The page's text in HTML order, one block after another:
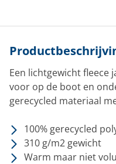
Een lichtgewicht fleece
voor op de boot en
gerecycled materiaal
100% gerecycled
310 g/m2 gewicht
Warm maar niet